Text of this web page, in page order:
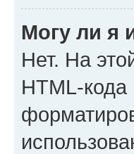
Могу ли я
Нет. На
HTML-